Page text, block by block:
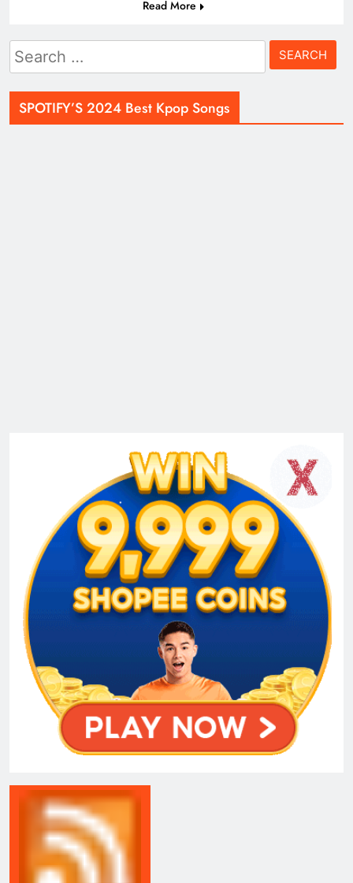
Read More
Search
for:
SPOTIFY’S 2024 Best Kpop Songs